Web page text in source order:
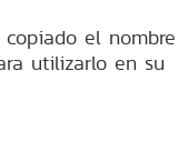
el nombre
utilizarlo en su